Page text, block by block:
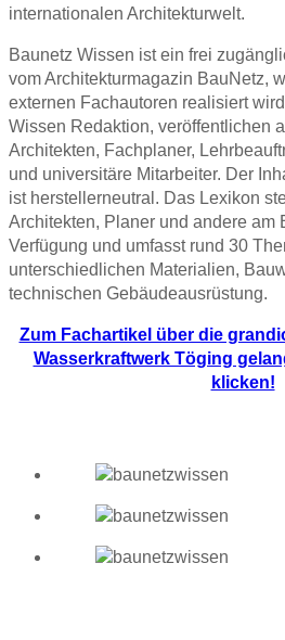
internationalen Architekturwelt.
Baunetz Wissen ist ein frei
vom Architekturmagazin BauNetz,
externen Fachautoren realisiert
Wissen Redaktion, veröffentlichen
Architekten, Fachplaner,
und universitäre Mitarbeiter. Der
ist herstellerneutral. Das Lexikon
Architekten, Planer und andere am
Verfügung und umfasst rund 30
unterschiedlichen Materialien,
technischen Gebäudeausrüstung.
Zum Fachartikel über die
Wasserkraftwerk Töging
klicken!